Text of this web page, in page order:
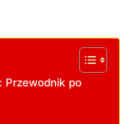
Przewodnik po